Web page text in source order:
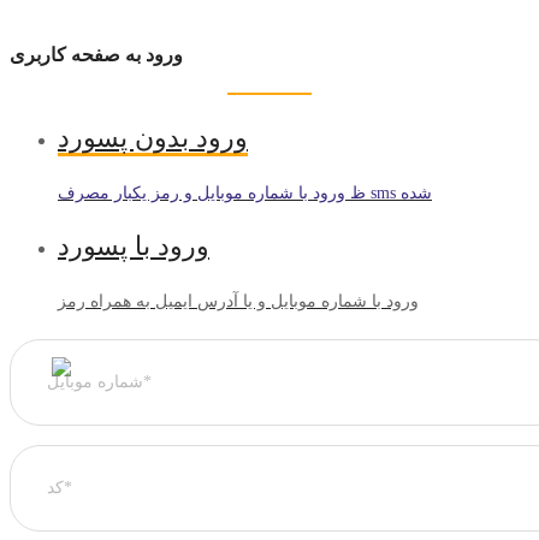
ورود به صفحه کاربری
ورود بدون پسورد
ظ ورود با شماره موبایل و رمز یکبار مصرف sms شده
ورود با پسورد
ورود با شماره موبایل و یا آدرس ایمیل به همراه رمز